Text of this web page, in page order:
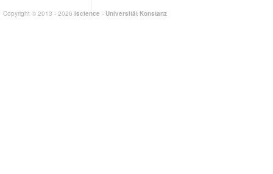
Copyright © 2013 - 2026 iscience - Universität Konstanz